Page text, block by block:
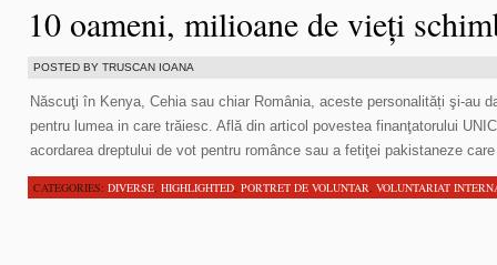
10 oameni, milioane de vieți
POSTED BY TRUSCAN IOANA
Născuţi în Kenya, Cehia sau chiar România, aceste personalități şi-au
pentru lumea in care trăiesc. Află din articol povestea finanţatorului
acordarea dreptului de vot pentru românce sau a fetiţei pakistaneze
CATEGORIES: DIVERSE, HIGHLIGHTED, PORTRET DE VOLUNTAR, VOLUNTARIAT